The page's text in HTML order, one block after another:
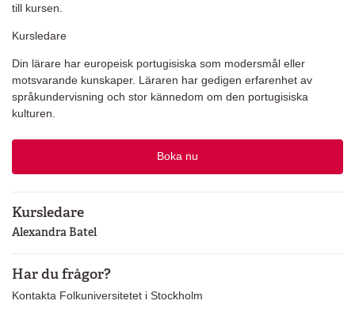
till kursen.
Kursledare
Din lärare har europeisk portugisiska som modersmål eller
motsvarande kunskaper. Läraren har gedigen erfarenhet av
språkundervisning och stor kännedom om den portugisiska
kulturen.
Boka nu
Kursledare
Alexandra Batel
Har du frågor?
Kontakta Folkuniversitetet i Stockholm